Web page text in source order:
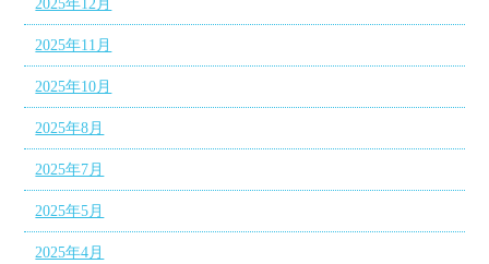
2025年12月
2025年11月
2025年10月
2025年8月
2025年7月
2025年5月
2025年4月